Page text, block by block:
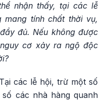
nhận thấy, tại các lễ
mang tính chất thời vụ,
đủ. Nếu không được
cơ xảy ra ngộ độc
Tại các lễ hội, trừ một số
các nhà hàng quanh